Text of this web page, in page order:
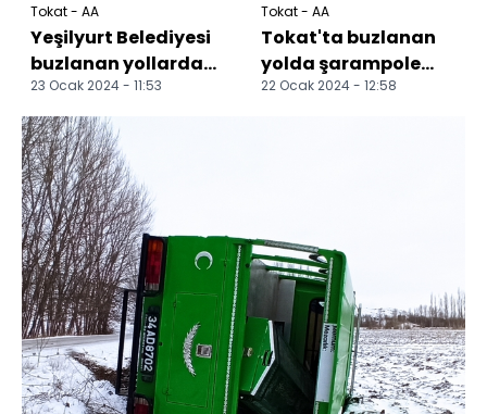
Tokat - AA
Yeşilyurt Belediyesi
buzlanan yollarda
tuzlama çalışması
yaptı
23 Ocak 2024 - 11:53
Tokat - AA
Tokat'ta buzlanan
yolda şarampole
devrilen
22 Ocak 2024 - 12:58